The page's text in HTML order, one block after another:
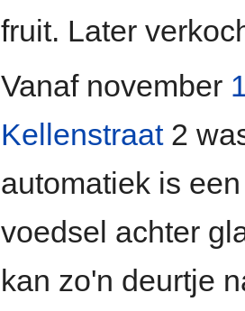
fruit. Later
Vanaf november
Kellenstraat2
automatiek is
voedsel achter
kan zo'n deurtje